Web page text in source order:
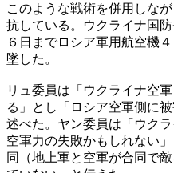
このような戦術を併用しな
抗している。ウクライナ国
６日までロシア軍用航空機
墜した。
リュ委員は「ウクライナ空
る」とし「ロシア空軍側に
述べた。ヤン委員は「ウク
空軍力の失敗かもしれない
同（地上軍と空軍が合同で